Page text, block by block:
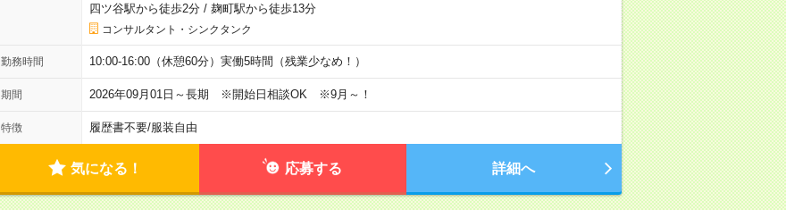
四ツ谷駅から徒歩2分/ 麹町駅から徒歩13分
コンサルタント・シンクタンク
勤務時間 10:00-16:00（休憩60分）実働5時間（残業少なめ！）
期間 2026年09月01日～長期 ※開始日相談OK ※9月～！
特徴 履歴書不要/服装自由
気になる！ 応募する 詳細へ